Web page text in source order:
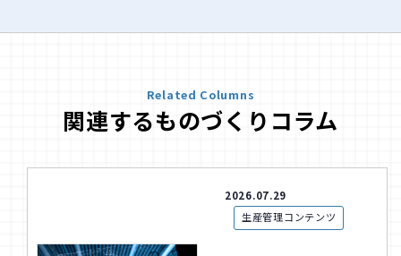
関連するものづくりコラム
Related Columns
2026.07.29
生産管理コンテンツ